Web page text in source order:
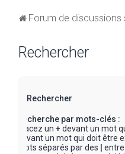
Forum de
Rechercher
Rechercher
Recherche par mots-clés :
Placez un + devant un mot
devant un mot qui doit être
mots séparés par des